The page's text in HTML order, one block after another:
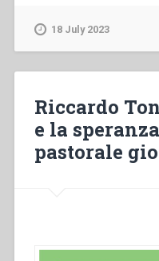
nei
della
18 July 2023
Riccardo
e la
pastorale